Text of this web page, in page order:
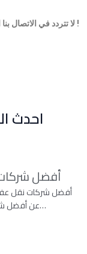
لا تتردد في الاتصال بنا الآن للحصول على أفضل خدمة لنقل عفشك في جدة !
احدث
أفضل
أفضل شركات نقل
عن أفضل شركات نقل عفش جدة بخدمة احترافية، فإن…